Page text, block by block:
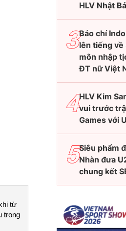
từ
trong
HLV Nhật
Báo chí
lên tiếng về
môn nhập
ĐT nữ Việt
HLV Kim
vui trước
Games với
Siêu phẩm
Nhàn đưa
chung kết